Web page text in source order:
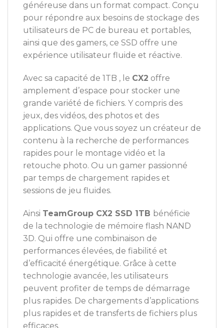
généreuse dans un format compact. Conçu
pour répondre aux besoins de stockage des
utilisateurs de PC de bureau et portables,
ainsi que des gamers, ce SSD offre une
expérience utilisateur fluide et réactive.
Avec sa capacité de 1TB , le CX2 offre
amplement d’espace pour stocker une
grande variété de fichiers. Y compris des
jeux, des vidéos, des photos et des
applications. Que vous soyez un créateur de
contenu à la recherche de performances
rapides pour le montage vidéo et la
retouche photo. Ou un gamer passionné
par temps de chargement rapides et
sessions de jeu fluides.
Ainsi TeamGroup CX2 SSD 1TB bénéficie
de la technologie de mémoire flash NAND
3D. Qui offre une combinaison de
performances élevées, de fiabilité et
d’efficacité énergétique. Grâce à cette
technologie avancée, les utilisateurs
peuvent profiter de temps de démarrage
plus rapides. De chargements d’applications
plus rapides et de transferts de fichiers plus
efficaces.